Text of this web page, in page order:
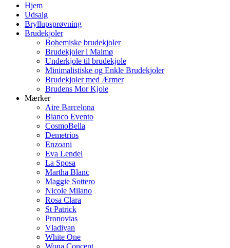
Hjem
Udsalg
Bryllupsprøvning
Brudekjoler
Bohemiske brudekjoler
Brudekjoler i Malmø
Underkjole til brudekjole
Minimalistiske og Enkle Brudekjoler
Brudekjoler med Ærmer
Brudens Mor Kjole
Mærker
Aire Barcelona
Bianco Evento
CosmoBella
Demetrios
Enzoani
Eva Lendel
La Sposa
Martha Blanc
Maggie Sottero
Nicole Milano
Rosa Clara
St Patrick
Pronovias
Vladiyan
White One
Wona Concept